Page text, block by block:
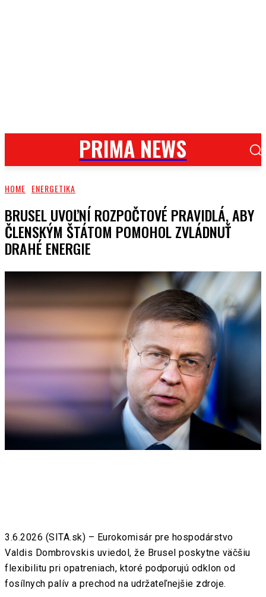
PRIMA NEWS
HOME ENERGETIKA
BRUSEL UVOĽNÍ ROZPOČTOVÉ PRAVIDLÁ, ABY
ČLENSKÝM ŠTÁTOM POMOHOL ZVLÁDNUŤ
DRAHÉ ENERGIE
3.6.2026 (SITA.sk) – Eurokomisár pre hospodárstvo
Valdis Dombrovskis uviedol, že Brusel poskytne väčšiu
flexibilitu pri opatreniach, ktoré podporujú odklon od
fosílnych palív a prechod na udržateľnejšie zdroje.